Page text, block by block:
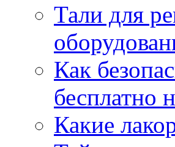
Тали для
Как
бесплатно
Какие